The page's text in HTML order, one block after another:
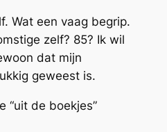
Wat een vaag begrip.
zelf? 85? Ik wil
dat mijn
geweest is.
“uit de boekjes”